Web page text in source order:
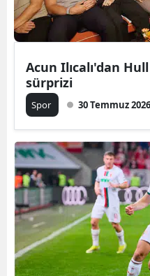
Acun Ilıcalı'dan
sürprizi
Spor 30 Temmuz 2026